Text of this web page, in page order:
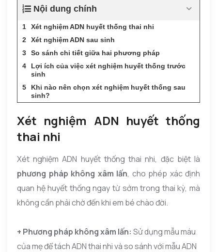
Nội dung chính
Xét nghiệm ADN huyết thống thai nhi
Xét nghiệm ADN sau sinh
So sánh chi tiết giữa hai phương pháp
Lợi ích của việc xét nghiệm huyết thống trước
sinh
Khi nào nên chọn xét nghiệm huyết thống sau
sinh?
Xét nghiệm ADN huyết thống
thai nhi
Xét nghiệm ADN huyết thống thai nhi, đặc biệt là
phương pháp không xâm lấn, cho phép xác định
quan hệ huyết thống ngay từ sớm trong thai kỳ, mà
không cần phải chờ đến khi em bé chào đời.
+ Phương pháp không xâm lấn: Sử dụng mẫu máu
của mẹ để tách ADN thai nhi và so sánh với mẫu ADN